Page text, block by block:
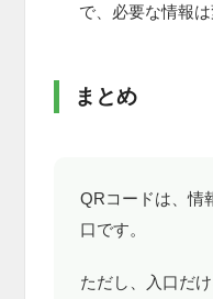
で、必要な情報は
まとめ
QRコードは、情
口です。
ただし、入口だけ